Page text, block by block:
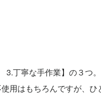
寧な手作業】の３つ
用はもちろんですが、